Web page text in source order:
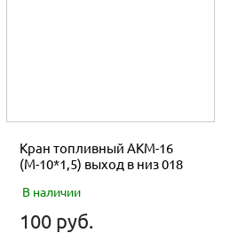
Кран топливный АКМ-16
(М-10*1,5) выход в низ 018
В наличии
100 руб.